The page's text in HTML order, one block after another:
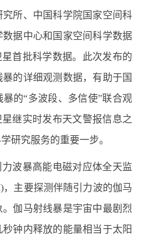
所、中国科学院国家空间科
据中心和国家空间科学数据
星首批科学数据。此次发布的
的详细观测数据，有助于国
暴的“多波段、多信使”联合观
星继实时发布天文警报信息之
研究服务的重要一步。
波暴高能电磁对应体全天监
，主要探测伴随引力波的伽马
伽马射线暴是宇宙中最剧烈
钟内释放的能量相当于太阳